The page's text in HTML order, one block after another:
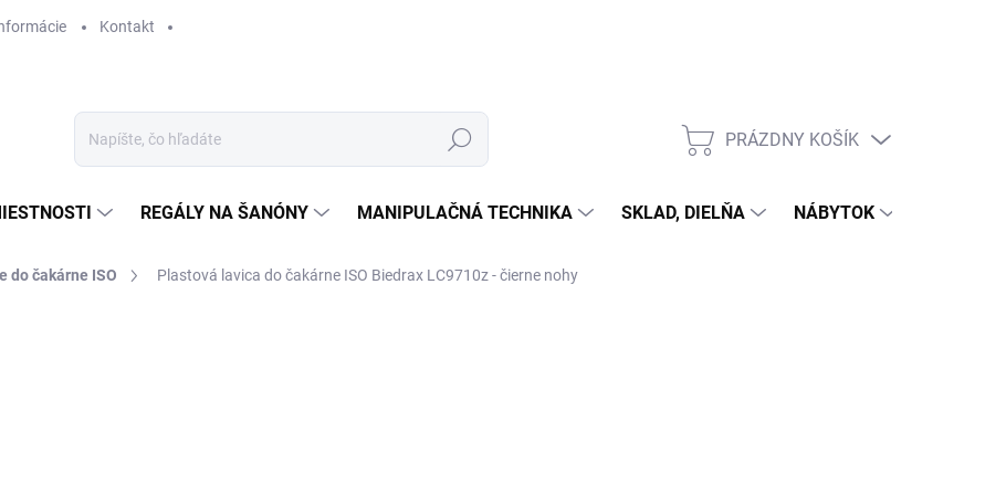
Kontakt
Hľadať
NÁKUPNÝ
PRÁZDNY KOŠÍK
REGÁLY NA ŠANÓNY MANIPULAČNÁ TECHNIKA SKLAD, DIELŇA NÁBYTOK
do čakárne ISO Plastová lavica do čakárne ISO Biedrax LC9710z - čierne nohy